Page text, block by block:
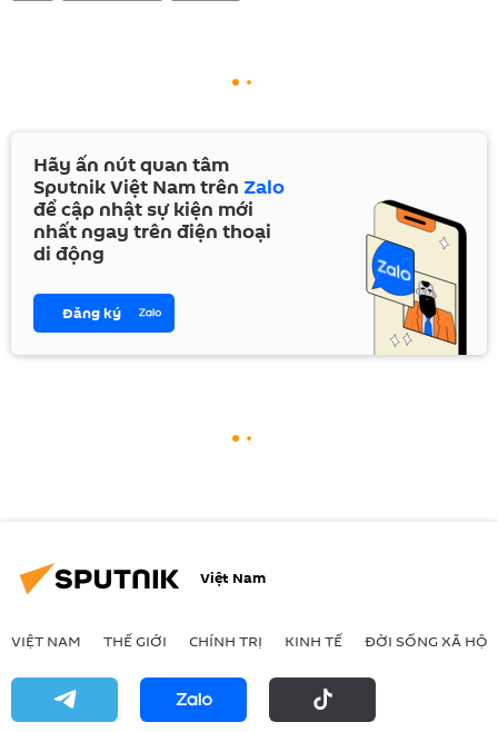
Hãy ấn nút quan tâm
Sputnik Việt Nam trên Zalo
để cập nhật sự kiện mới
nhất ngay trên điện thoại
di động
Đăng ký
Việt Nam
VIỆT NAM THẾ GIỚI CHÍNH TRỊ KINH TẾ ĐỜI SỐNG XÃ HỘI